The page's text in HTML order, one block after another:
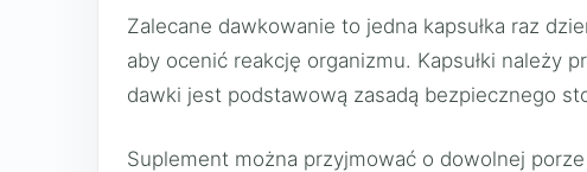
Zalecane dawkowanie to jedna kapsułka raz
aby ocenić reakcję organizmu. Kapsułki należy
dawki jest podstawową zasadą bezpiecznego
Suplement można przyjmować o dowolnej